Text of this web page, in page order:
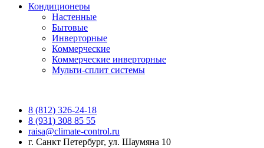
Кондиционеры
Настенные
Бытовые
Инверторные
Коммерческие
Коммерческие инверторные
Мульти-сплит системы
8 (812) 326-24-18
8 (931) 308 85 55
raisa@climate-control.ru
г. Санкт Петербург, ул. Шаумяна 10